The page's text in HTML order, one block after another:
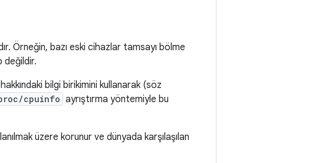
Örneğin, bazı eski cihazlar tamsayı bölme
değildir.
bilgi birikimini kullanarak (söz
cpuinfo ayrıştırma yöntemiyle bu
üzere korunur ve dünyada karşılaşılan